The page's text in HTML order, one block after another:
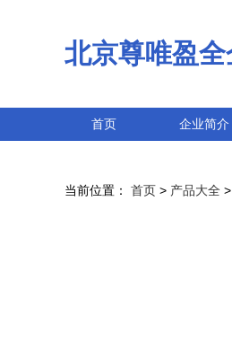
北京尊唯盈
首页 企业简介
当前位置： 首页 > 产品大全 >